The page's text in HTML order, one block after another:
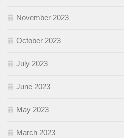
November 2023
October 2023
July 2023
June 2023
May 2023
March 2023